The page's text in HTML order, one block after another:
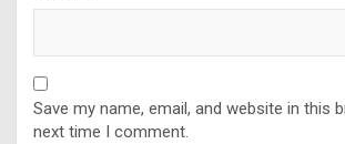
Save my name, email, and website in this
next time I comment.